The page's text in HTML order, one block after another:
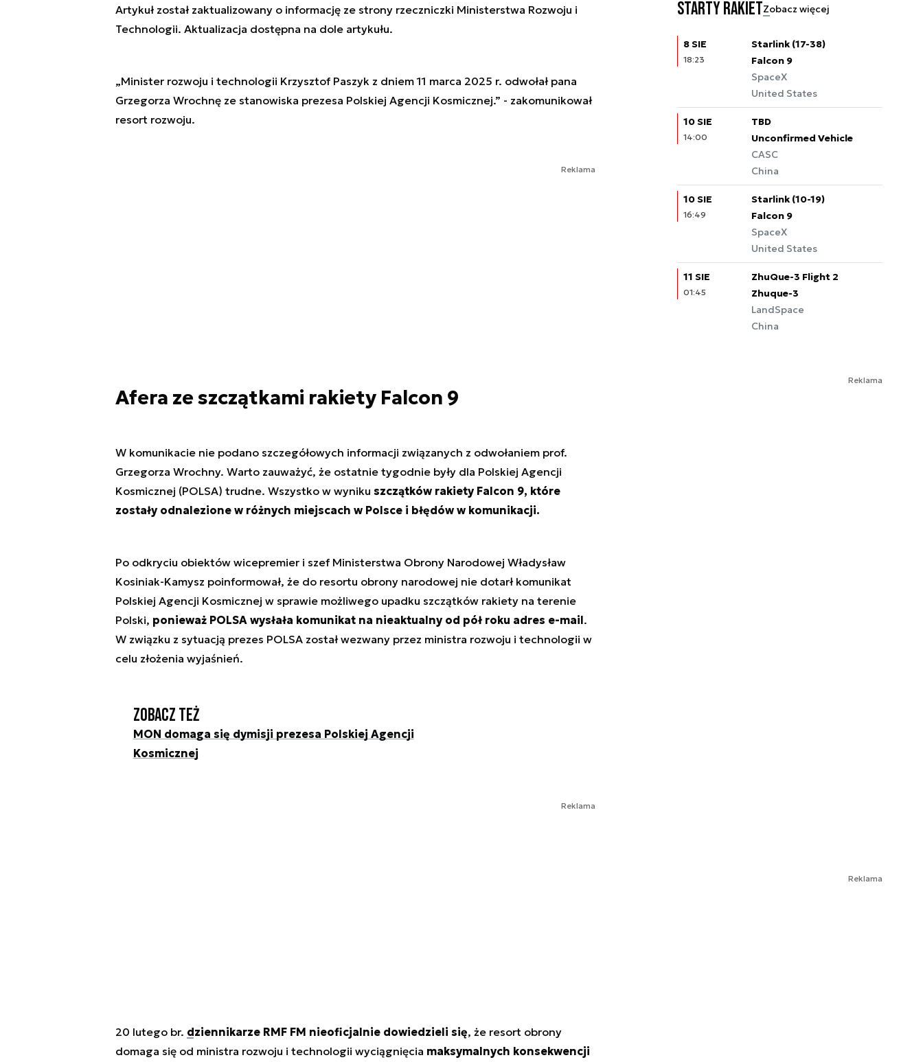
Artykuł został zaktualizowany o informację ze strony rzeczniczki Ministerstwa Rozwoju i
Technologii. Aktualizacja dostępna na dole artykułu.
„Minister rozwoju i technologii Krzysztof Paszyk z dniem 11 marca 2025 r. odwołał pana
Grzegorza Wrochnę ze stanowiska prezesa Polskiej Agencji Kosmicznej.” - zakomunikował
resort rozwoju.
Reklama
Afera ze szczątkami rakiety Falcon 9
W komunikacie nie podano szczegółowych informacji związanych z odwołaniem prof.
Grzegorza Wrochny. Warto zauważyć, że ostatnie tygodnie były dla Polskiej Agencji
Kosmicznej (POLSA) trudne. Wszystko w wyniku szczątków rakiety Falcon 9, które
zostały odnalezione w różnych miejscach w Polsce i błędów w komunikacji.
Po odkryciu obiektów wicepremier i szef Ministerstwa Obrony Narodowej Władysław
Kosiniak-Kamysz poinformował, że do resortu obrony narodowej nie dotarł komunikat
Polskiej Agencji Kosmicznej w sprawie możliwego upadku szczątków rakiety na terenie
Polski, ponieważ POLSA wysłała komunikat na nieaktualny od pół roku adres e-mail.
W związku z sytuacją prezes POLSA został wezwany przez ministra rozwoju i technologii w
celu złożenia wyjaśnień.
Zobacz też
MON domaga się dymisji prezesa Polskiej Agencji
Kosmicznej
Reklama
20 lutego br. dziennikarze RMF FM nieoficjalnie dowiedzieli się, że resort obrony
domaga się od ministra rozwoju i technologii wyciągnięcia maksymalnych konsekwencji
Starty rakietZobacz więcej
8 SIE
18:23
Starlink (17-38)
Falcon 9
SpaceX
United States
10 SIE
14:00
TBD
Unconfirmed Vehicle
CASC
China
10 SIE
16:49
Starlink (10-19)
Falcon 9
SpaceX
United States
11 SIE
01:45
ZhuQue-3 Flight 2
Zhuque-3
LandSpace
China
Reklama
Reklama